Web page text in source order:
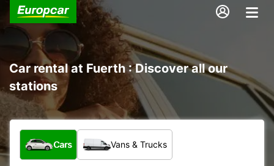
Car rental at Fuerth : Discover all our
stations
What type of vehicle?
Cars Vans & Trucks